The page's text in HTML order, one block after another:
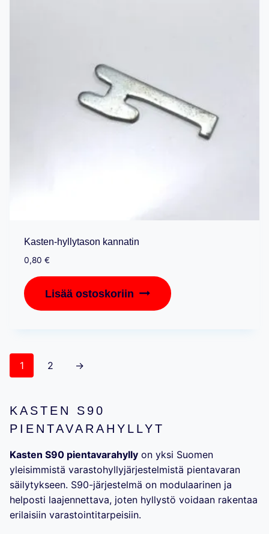
Kasten-hyllytason kannatin
0,80 €
Lisää ostoskoriin
1 2 →
KASTEN S90
PIENTAVARAHYLLYT
Kasten S90 pientavarahylly on yksi Suomen
yleisimmistä varastohyllyjärjestelmistä pientavaran
säilytykseen. S90-järjestelmä on modulaarinen ja
helposti laajennettava, joten hyllystö voidaan rakentaa
erilaisiin varastointitarpeisiin.